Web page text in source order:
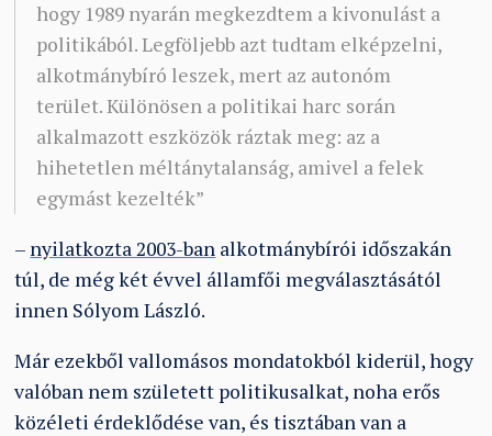
hogy 1989 nyarán megkezdtem a kivonulást a
politikából. Legföljebb azt tudtam elképzelni,
alkotmánybíró leszek, mert az autonóm
terület. Különösen a politikai harc során
alkalmazott eszközök ráztak meg: az a
hihetetlen méltánytalanság, amivel a felek
egymást kezelték”
– nyilatkozta 2003-ban alkotmánybírói időszakán
túl, de még két évvel államfői megválasztásától
innen Sólyom László.
Már ezekből vallomásos mondatokból kiderül, hogy
valóban nem született politikusalkat, noha erős
közéleti érdeklődése van, és tisztában van a